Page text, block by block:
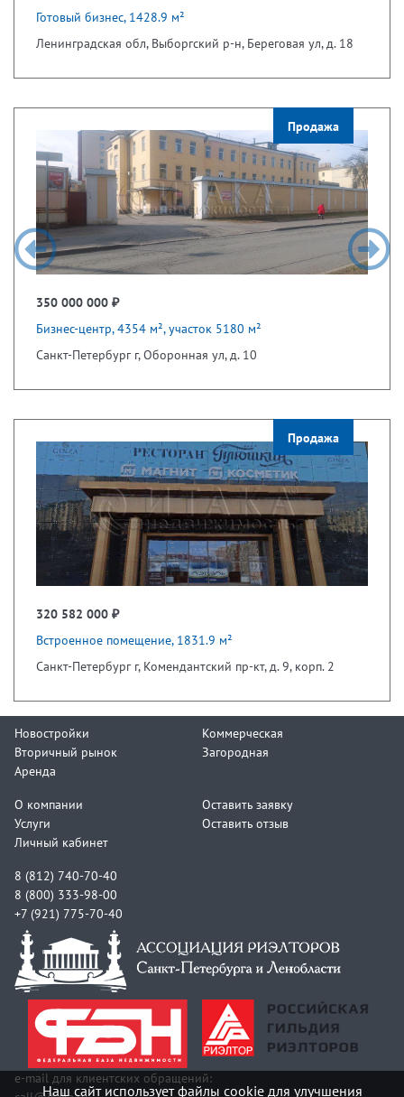
Готовый бизнес, 1428.9 м²
Ленинградская обл, Выборгский р-н, Береговая ул, д. 18
Продажа
350 000 000 ₽
Бизнес-центр, 4354 м², участок 5180 м²
Санкт-Петербург г, Оборонная ул, д. 10
Продажа
320 582 000 ₽
Встроенное помещение, 1831.9 м²
Санкт-Петербург г, Комендантский пр-кт, д. 9, корп. 2
Новостройки
Вторичный рынок
Аренда
Коммерческая
Загородная
О компании
Услуги
Личный кабинет
Оставить заявку
Оставить отзыв
8 (812) 740-70-40
8 (800) 333-98-00
+7 (921) 775-70-40
e-mail для клиентских обращений:
Наш сайт использует файлы cookie для улучшения